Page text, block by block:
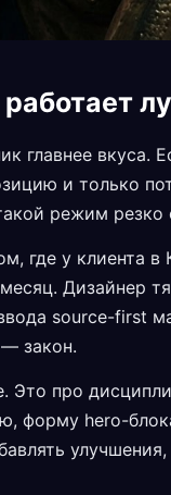
главнее вкуса.
и только
режим резко
где у клиента
Дизайнер
source-first
закон.
Это про
форму hero-